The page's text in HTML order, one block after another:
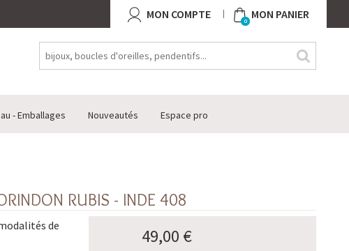
MON COMPTE 0 MON PANIER
- Emballages Nouveautés Espace pro
RUBIS - INDE 408
de
49,00 €